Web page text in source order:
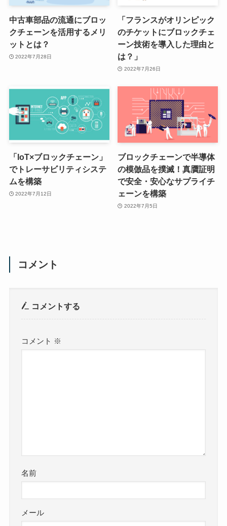
中古車部品の流通にブロッ
クチェーンを活用するメリ
ットとは？
2022年7月28日
「フランスがオリンピック
のチケットにブロックチェ
ーン技術を導入した理由と
は？」
2022年7月26日
「IoT×ブロックチェーン」
でトレーサビリティシステ
ムを構築
2022年7月12日
ブロックチェーンで半導体
の模倣品を撲滅！真贋証明
で安全・安心なサプライチ
ェーンを構築
2022年7月5日
コメント
コメントする
コメント ※
名前
メール